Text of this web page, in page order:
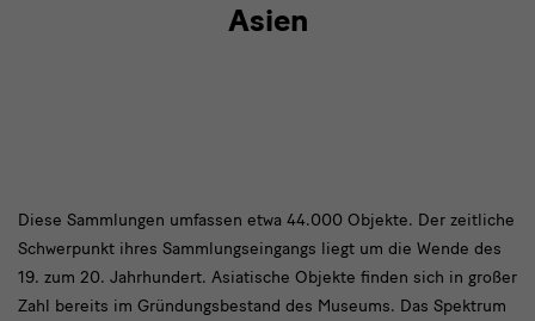
Asien
Beschreibung
Diese Sammlungen umfassen etwa 44.000 Objekte. Der zeitliche
Schwerpunkt ihres Sammlungseingangs liegt um die Wende des
19. zum 20. Jahrhundert. Asiatische Objekte finden sich in großer
Zahl bereits im Gründungsbestand des Museums. Das Spektrum